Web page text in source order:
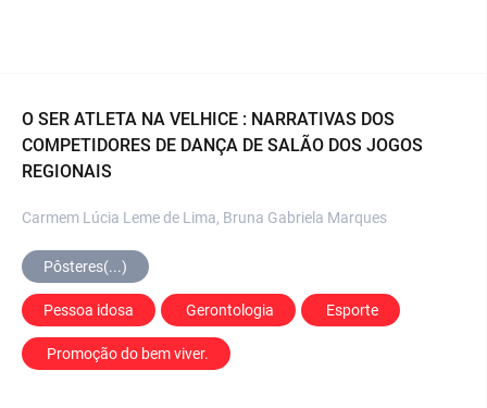
O SER ATLETA NA VELHICE : NARRATIVAS DOS
COMPETIDORES DE DANÇA DE SALÃO DOS JOGOS
REGIONAIS
Carmem Lúcia Leme de Lima, Bruna Gabriela Marques
Pôsteres(...)
Pessoa idosa Gerontologia Esporte
Promoção do bem viver.